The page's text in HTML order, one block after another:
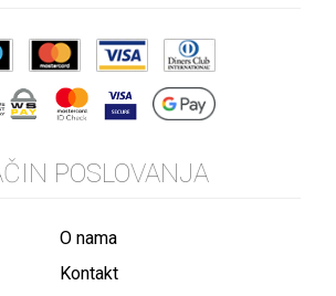
POSLOVANJA
O nama
Kontakt